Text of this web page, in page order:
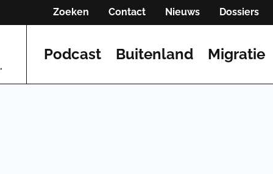
Zoeken Contact Nieuws Dossiers
Podcast Buitenland Migratie